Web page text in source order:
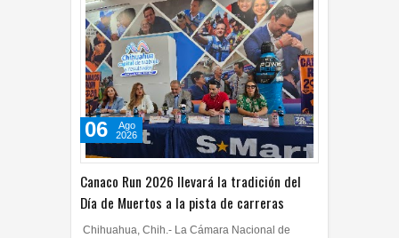
Canaco Run 2026 llevará la tradición del
Día de Muertos a la pista de carreras
06
Ago
2026
Chihuahua, Chih.- La Cámara Nacional de